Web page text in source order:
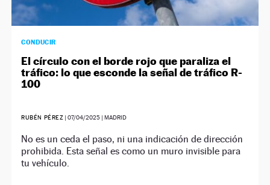
CONDUCIR
El círculo con el borde rojo que paraliza el
tráfico: lo que esconde la señal de tráfico R-
100
RUBÉN PÉREZ |07/04/2025 | MADRID
No es un ceda el paso, ni una indicación de dirección
prohibida. Esta señal es como un muro invisible para
tu vehículo.